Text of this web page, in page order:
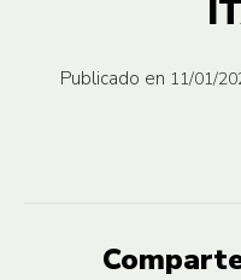
Publicado en 11/01/